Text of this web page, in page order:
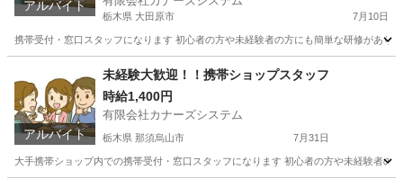
アルバイト
栃木県 大田原市 7月10日
携帯受付・窓口スタッフになります 初心者の方や未経験者の方にも簡単な研修があ
携帯ショップ スタッフ
アルバイト
未経験大歓迎！！携帯ショップスタッフ
時給1,400円
有限会社カナーズシステム
栃木県 那須烏山市 7月31日
大手携帯ショップ内での携帯受付・窓口スタッフになります 初心者の方や未経験者